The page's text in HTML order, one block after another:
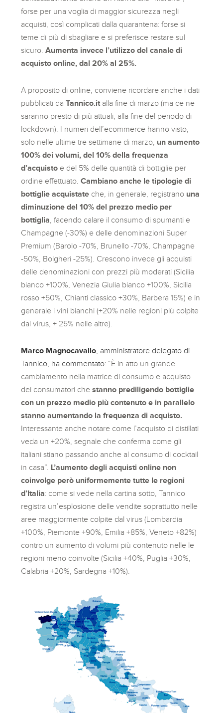
forse per una voglia di maggior sicurezza negli
acquisti, così complicati dalla quarantena: forse si
teme di più di sbagliare e si preferisce restare sul
sicuro.Aumenta invece l’utilizzo del canale di
acquisto online, dal 20% al 25%.
A proposito di online, conviene ricordare anche i dati
pubblicati daTannico.it alla fine di marzo (ma ce ne
saranno presto di più attuali, alla fine del periodo di
lockdown). I numeri dell’ecommerce hanno visto,
solo nelle ultime tre settimane di marzo, un aumento
100% dei volumi, del 10% della frequenza
d’acquisto e del 5% delle quantità di bottiglie per
ordine effettuato.Cambiano anche le tipologie di
bottiglie acquistate che, in generale, registrano una
diminuzione del 10% del prezzo medio per
bottiglia , facendo calare il consumo di spumanti e
Champagne (-30%) e delle denominazioni Super
Premium (Barolo -70%, Brunello -70%, Champagne
-50%, Bolgheri -25%). Crescono invece gli acquisti
delle denominazioni con prezzi più moderati (Sicilia
bianco +100%, Venezia Giulia bianco +100%, Sicilia
rosso +50%, Chianti classico +30%, Barbera 15%) e in
generale i vini bianchi (+20% nelle regioni più colpite
dal virus, + 25% nelle altre).
Marco Magnocavallo , amministratore delegato di
Tannico, ha commentato: “È in atto un grande
cambiamento nella matrice di consumo e acquisto
dei consumatori chestanno prediligendo bottiglie
con un prezzo medio più contenuto e in parallelo
stanno aumentando la frequenza di acquisto.
Interessante anche notare come l’acquisto di distillati
veda un +20%, segnale che conferma come gli
italiani stiano passando anche al consumo di cocktail
in casa”. L’aumento degli acquisti online non
coinvolge però uniformemente tutte le regioni
d’Italia: come si vede nella cartina sotto, Tannico
registra un’esplosione delle vendite soprattutto nelle
aree maggiormente colpite dal virus (Lombardia
+100%, Piemonte +90%, Emilia +85%, Veneto +82%)
contro un aumento di volumi più contenuto nelle le
regioni meno coinvolte (Sicilia +40%, Puglia +30%,
Calabria +20%, Sardegna +10%).